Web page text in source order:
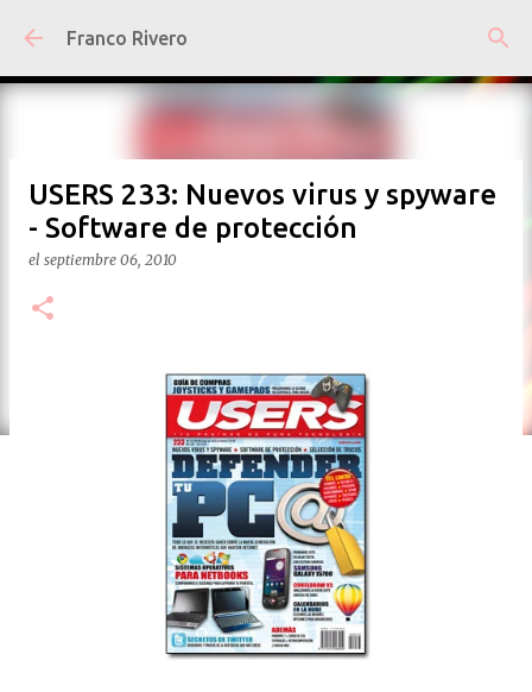
Ir al contenido principal
Franco Rivero
USERS 233: Nuevos virus y spyware
- Software de protección
el septiembre 06, 2010